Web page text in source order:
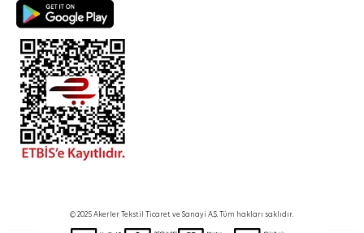
© 2025 Akerler Tekstil Ticaret ve Sanayi A.Ş. Tüm hakları saklıdır.